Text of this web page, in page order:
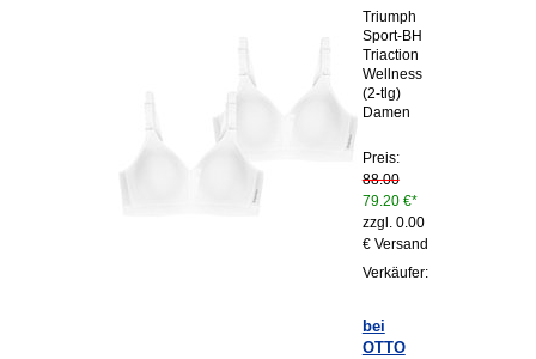
Triumph
Sport-BH
Triaction
Wellness
(2-tlg)
Damen
Preis:
88.00
79.20 €*
zzgl. 0.00
€ Versand
Verkäufer:
bei
OTTO